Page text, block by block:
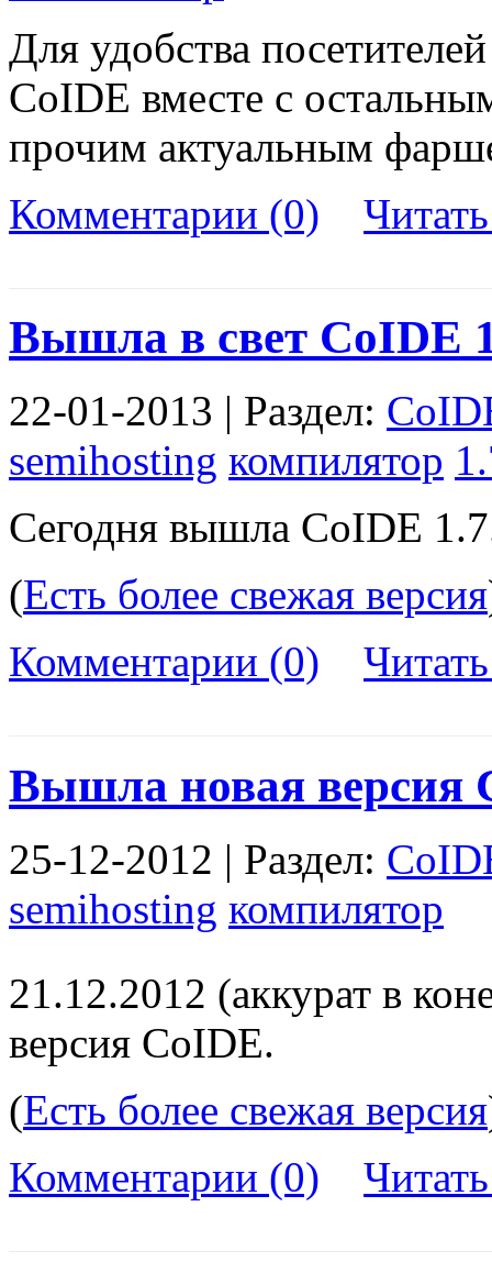
Для удобства
CoIDE вместе с
прочим актуальным
Комментарии (0)
Вышла в свет CoIDE
22-01-2013 | Раздел:
semihosting компилятор
Сегодня вышла CoIDE
(Есть более свежая версия
Комментарии (0)
Вышла новая версия
25-12-2012 | Раздел:
semihosting компилятор
21.12.2012 (аккурат в
версия CoIDE.
(Есть более свежая версия
Комментарии (0)